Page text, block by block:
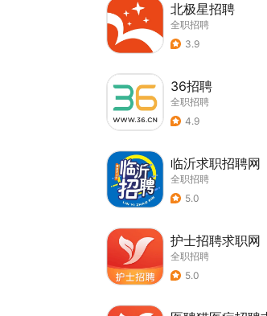
北极星招聘
全职招聘
3.9
36招聘
全职招聘
4.9
临沂求职招聘网
全职招聘
5.0
护士招聘求职网
全职招聘
5.0